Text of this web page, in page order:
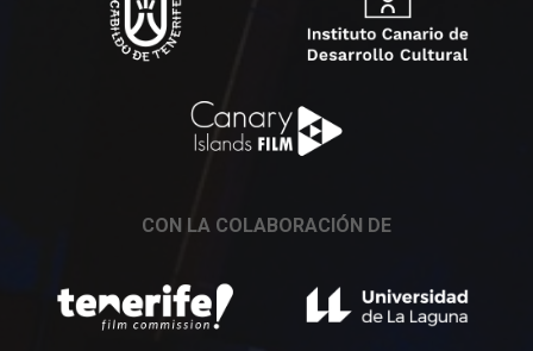
CON LA COLABORACIÓN DE